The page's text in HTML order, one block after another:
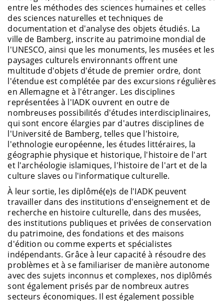
entre les méthodes des sciences humaines et celles
des sciences naturelles et techniques de
documentation et d'analyse des objets étudiés. La
ville de Bamberg, inscrite au patrimoine mondial de
l'UNESCO, ainsi que les monuments, les musées et les
paysages culturels environnants offrent une
multitude d'objets d'étude de premier ordre, dont
l'étendue est complétée par des excursions régulières
en Allemagne et à l'étranger. Les disciplines
représentées à l'IADK ouvrent en outre de
nombreuses possibilités d'études interdisciplinaires,
qui sont encore élargies par d'autres disciplines de
l'Université de Bamberg, telles que l'histoire,
l'ethnologie européenne, les études littéraires, la
géographie physique et historique, l'histoire de l'art
et l'archéologie islamiques, l'histoire de l'art et de la
culture slaves ou l'informatique culturelle.
À leur sortie, les diplômé(e)s de l'IADK peuvent
travailler dans des institutions d'enseignement et de
recherche en histoire culturelle, dans des musées,
des institutions publiques et privées de conservation
du patrimoine, des fondations et des maisons
d'édition ou comme experts et spécialistes
indépendants. Grâce à leur capacité à résoudre des
problèmes et à se familiariser de manière autonome
avec des sujets inconnus et complexes, nos diplômés
sont également prisés par de nombreux autres
secteurs économiques. Il est également possible